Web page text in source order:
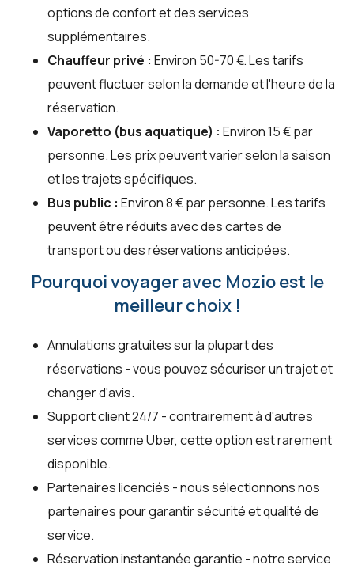
options de confort et des services
supplémentaires.
Chauffeur privé : Environ 50-70 €. Les tarifs
peuvent fluctuer selon la demande et l'heure de la
réservation.
Vaporetto (bus aquatique) : Environ 15 € par
personne. Les prix peuvent varier selon la saison
et les trajets spécifiques.
Bus public : Environ 8 € par personne. Les tarifs
peuvent être réduits avec des cartes de
transport ou des réservations anticipées.
Pourquoi voyager avec Mozio est le
meilleur choix !
Annulations gratuites sur la plupart des
réservations - vous pouvez sécuriser un trajet et
changer d'avis.
Support client 24/7 - contrairement à d'autres
services comme Uber, cette option est rarement
disponible.
Partenaires licenciés - nous sélectionnons nos
partenaires pour garantir sécurité et qualité de
service.
Réservation instantanée garantie - notre service